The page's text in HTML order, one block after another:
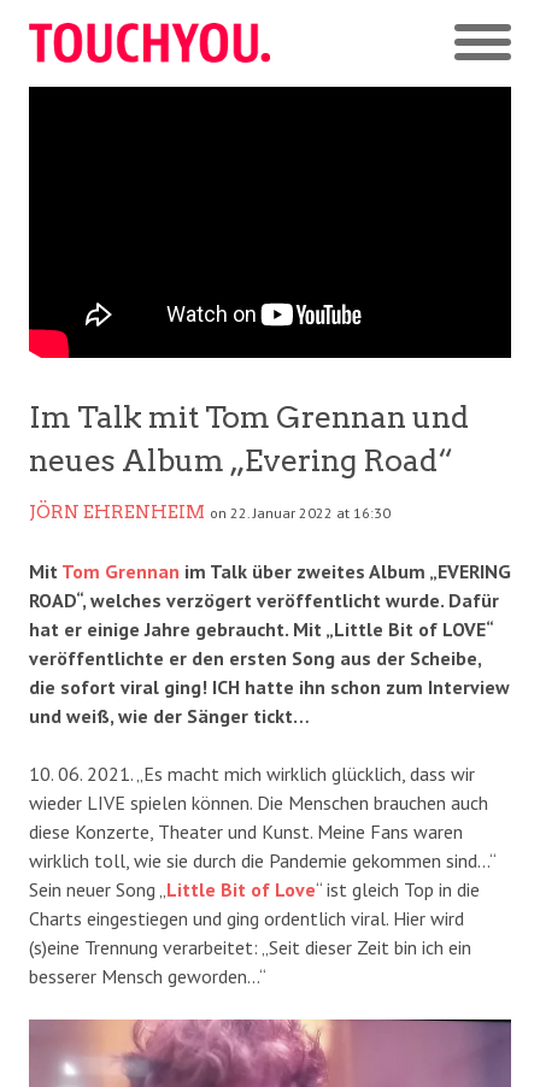
Im Talk mit Tom Grennan und
neues Album „Evering Road“
JÖRN EHRENHEIM on 22. Januar 2022 at 16:30
Mit Tom Grennan im Talk über zweites Album „EVERING
ROAD“, welches verzögert veröffentlicht wurde. Dafür
hat er einige Jahre gebraucht. Mit „Little Bit of LOVE“
veröffentlichte er den ersten Song aus der Scheibe,
die sofort viral ging! ICH hatte ihn schon zum Interview
und weiß, wie der Sänger tickt…
10. 06. 2021. „Es macht mich wirklich glücklich, dass wir
wieder LIVE spielen können. Die Menschen brauchen auch
diese Konzerte, Theater und Kunst. Meine Fans waren
wirklich toll, wie sie durch die Pandemie gekommen sind…“
Sein neuer Song „ Little Bit of Love“ ist gleich Top in die
Charts eingestiegen und ging ordentlich viral. Hier wird
(s)eine Trennung verarbeitet: „Seit dieser Zeit bin ich ein
besserer Mensch geworden…“